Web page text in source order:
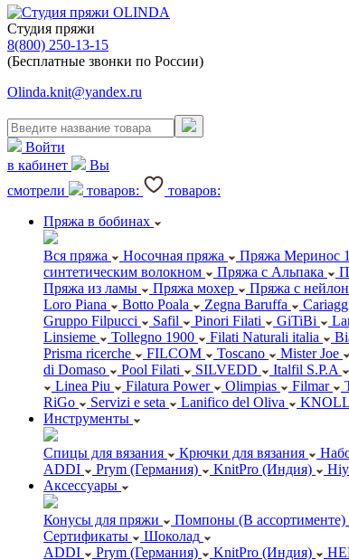
Студия пряжи
8(800) 250-13-15
(Бесплатные звонки по России)
Olinda.knit@yandex.ru
Войти
в кабинет
Вы
смотрели
товаров:
товаров:
Пряжа в бобинах
Вся пряжа Носочная пряжа Пряжа Меринос
синтетическим волокном
Пряжа с Альпака
Пряжа из ламы
Пряжа мохер Пряжа с
Loro Piana
Botto Poala Zegna Baruffa
Gruppo Filpucci
Safil Pinori Filati GiTiBi
Linsieme
Tollegno 1900 Filati Naturali italia
Prisma ricerche
FILCOM Toscano Mister Joe
di Domaso
Pool Filati SILVEDD Italfil S.P.A
Linea Piu
Filatura Power Olimpias Filmar
RiGo
Servizi e seta Lanifico del Oliva KNOLL
Инструменты
Спицы для вязания Крючки для вязания
ADDI
Prym (Германия) KnitPro (Индия)
Аксессуары
Конусы для пряжи Помпоны (В ассортименте)
Сертификаты
Шоколад
ADDI
Prym (Германия) KnitPro (Индия)